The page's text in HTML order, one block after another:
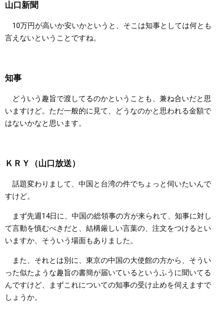
山口新聞
10万円が高いか安いかというと、そこは知事としては何とも
言えないということですね。
知事
どういう趣旨で渡してるのかということも、兼ね合いだと思
いますけど。ただ一般的に見て、どうなのかと思われる金額で
はないかなと思います。
ＫＲＹ（山口放送）
話題変わりまして、中国と台湾の件でちょっと伺いたいんで
すけど。
まず先週14日に、中国の総領事の方が来られて、知事に対し
て言動を慎むべきだと、結構厳しい言葉の、注文をつけるとい
いますか、そういう場面もありました。
また、それとは別に、東京の中国の大使館の方から、そうい
った似たような趣旨の書簡が届いているというふうに聞いてる
んですけど、まずこれについての知事の受け止めを伺えますで
しょうか。